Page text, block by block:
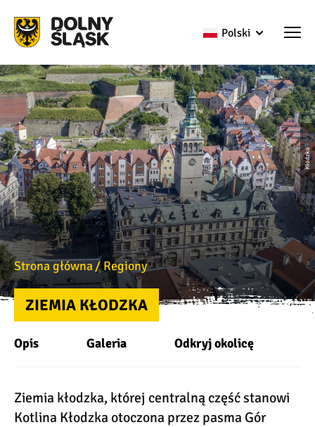
Polski
Kłodzko
Strona główna Regiony
ZIEMIA KŁODZKA
Opis Galeria Odkryj okolicę
Ziemia kłodzka, której centralną część stanowi
Kotlina Kłodzka otoczona przez pasma Gór